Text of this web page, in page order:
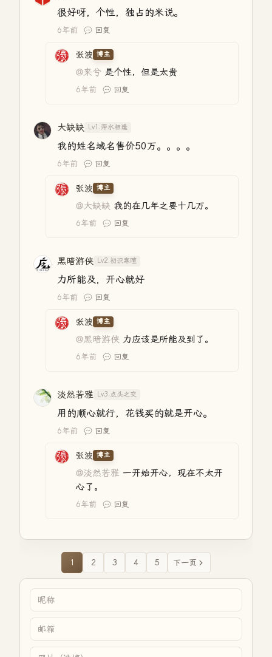
很好呀，个性，独占的米说。
6年前 回复
张波 博主
@来兮 是个性，但是太贵
6年前 回复
大缺缺 Lv1.萍水相逢
我的姓名域名售价50万。。。。
6年前 回复
张波 博主
@大缺缺 我的在几年之要十几万。
6年前 回复
黑暗游侠 Lv2.初识寒暄
力所能及，开心就好
6年前 回复
张波 博主
@黑暗游侠 力应该是所能及到了。
6年前 回复
淡然若雅 Lv3.点头之交
用的顺心就行，花钱买的就是开心。
6年前 回复
张波 博主
@淡然若雅 一开始开心，现在不太开
心了。
6年前 回复
1 2 3 4 5 下一页